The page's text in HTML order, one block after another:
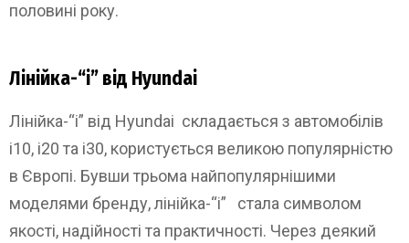
половині року.
Лінійка-“i” від Hyundai
Лінійка-“i” від Hyundai складається з автомобілів
i10, i20 та i30, користується великою популярністю
в Європі. Бувши трьома найпопулярнішими
моделями бренду, лінійка-“i” стала символом
якості, надійності та практичності. Через деякий